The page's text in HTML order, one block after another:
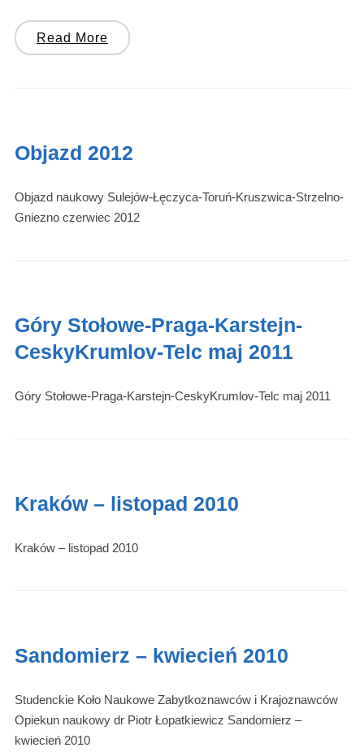
Read More
Objazd 2012
Objazd naukowy Sulejów-Łęczyca-Toruń-Kruszwica-Strzelno-
Gniezno czerwiec 2012
Góry Stołowe-Praga-Karstejn-
CeskyKrumlov-Telc maj 2011
Góry Stołowe-Praga-Karstejn-CeskyKrumlov-Telc maj 2011
Kraków – listopad 2010
Kraków – listopad 2010
Sandomierz – kwiecień 2010
Studenckie Koło Naukowe Zabytkoznawców i Krajoznawców
Opiekun naukowy dr Piotr Łopatkiewicz Sandomierz –
kwiecień 2010